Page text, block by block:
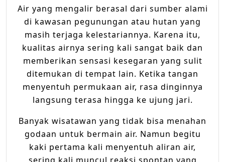
Air yang mengalir berasal dari sumber alami
di kawasan pegunungan atau hutan yang
masih terjaga kelestariannya. Karena itu,
kualitas airnya sering kali sangat baik dan
memberikan sensasi kesegaran yang sulit
ditemukan di tempat lain. Ketika tangan
menyentuh permukaan air, rasa dinginnya
langsung terasa hingga ke ujung jari.
Banyak wisatawan yang tidak bisa menahan
godaan untuk bermain air. Namun begitu
kaki pertama kali menyentuh aliran air,